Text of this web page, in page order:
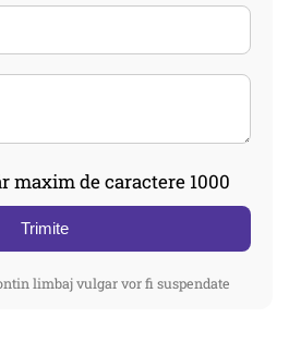
maxim de caractere 1000
Trimite
limbaj vulgar vor fi suspendate